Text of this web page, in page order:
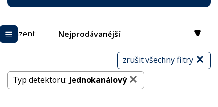
Řazení: Nejprodávanější
zrušit všechny filtry
Typ detektoru: Jednokanálový